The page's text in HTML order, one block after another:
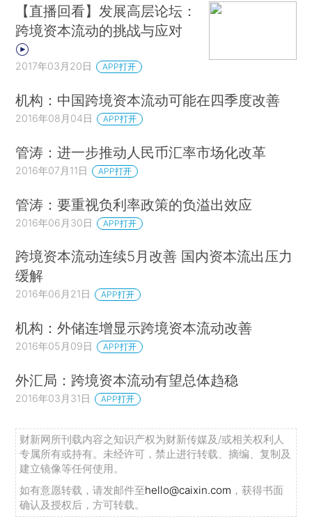
【直播回看】发展高层论坛：
跨境资本流动的挑战与应对
2017年03月20日 APP打开
机构：中国跨境资本流动可能在四季度改善
2016年08月04日 APP打开
管涛：进一步推动人民币汇率市场化改革
2016年07月11日 APP打开
管涛：要重视负利率政策的负溢出效应
2016年06月30日 APP打开
跨境资本流动连续5月改善 国内资本流出压力
缓解
2016年06月21日 APP打开
机构：外储连增显示跨境资本流动改善
2016年05月09日 APP打开
外汇局：跨境资本流动有望总体趋稳
2016年03月31日 APP打开
财新网所刊载内容之知识产权为财新传媒及/或相关权利人
专属所有或持有。未经许可，禁止进行转载、摘编、复制及
建立镜像等任何使用。
如有意愿转载，请发邮件至hello@caixin.com ，获得书面
确认及授权后，方可转载。